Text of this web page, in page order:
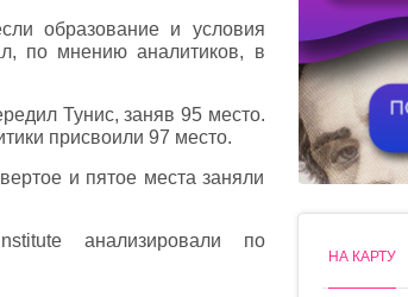
образование и условия
по мнению аналитиков, в
Тунис, заняв 95 место.
присвоили 97 место.
и пятое места заняли
анализировали по
НА КАРТУ